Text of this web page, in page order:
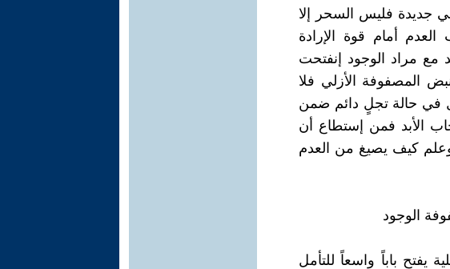
جديدة فليس السحر إلا
أمام قوة الإرادة
مع مراد الوجود إنفتحت
المصفوفة الأزلي فلا
في حالة تجلٍ دائم ضمن
الأبد فمن إستطاع أن
كيف يصيغ من العدم
الوجود
يفتح باباً واسعاً للتأمل